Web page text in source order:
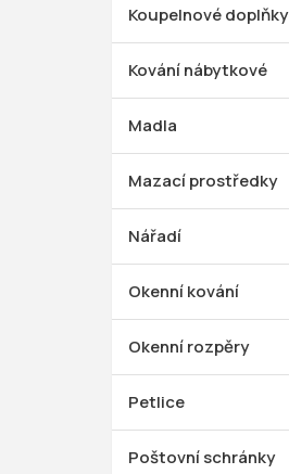
Koupelnové doplňky
Kování nábytkové
Madla
Mazací prostředky
Nářadí
Okenní kování
Okenní rozpěry
Petlice
Poštovní schránky